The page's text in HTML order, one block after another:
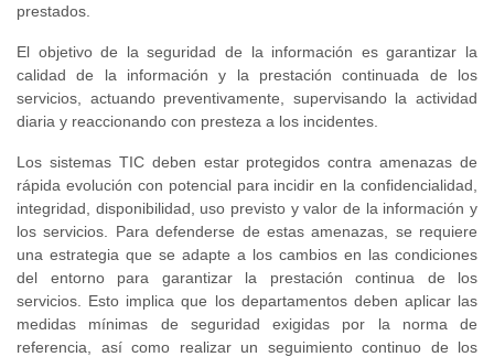
prestados.
El objetivo de la seguridad de la información es garantizar la
calidad de la información y la prestación continuada de los
servicios, actuando preventivamente, supervisando la actividad
diaria y reaccionando con presteza a los incidentes.
Los sistemas TIC deben estar protegidos contra amenazas de
rápida evolución con potencial para incidir en la confidencialidad,
integridad, disponibilidad, uso previsto y valor de la información y
los servicios. Para defenderse de estas amenazas, se requiere
una estrategia que se adapte a los cambios en las condiciones
del entorno para garantizar la prestación continua de los
servicios. Esto implica que los departamentos deben aplicar las
medidas mínimas de seguridad exigidas por la norma de
referencia, así como realizar un seguimiento continuo de los